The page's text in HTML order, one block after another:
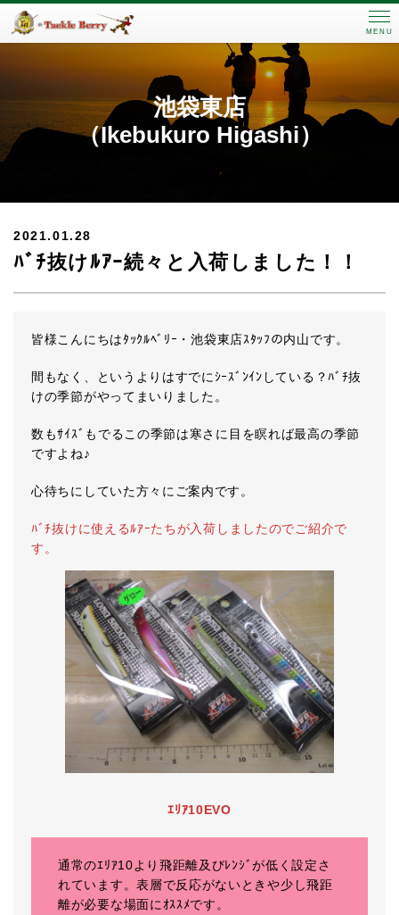
MENU
池袋東店
（Ikebukuro Higashi）
2021.01.28
ﾊﾞﾁ抜けﾙｱｰ続々と入荷しました！！
皆様こんにちはﾀｯｸﾙﾍﾞﾘｰ・池袋東店ｽﾀｯﾌの内山です。
間もなく、というよりはすでにｼｰｽﾞﾝｲﾝしている？ﾊﾞﾁ抜
けの季節がやってまいりました。
数もｻｲｽﾞもでるこの季節は寒さに目を瞑れば最高の季節
ですよね♪
心待ちにしていた方々にご案内です。
ﾊﾞﾁ抜けに使えるﾙｱｰたちが入荷しましたのでご紹介で
す。
ｴﾘｱ10EVO
通常のｴﾘｱ10より飛距離及びﾚﾝｼﾞが低く設定さ
れています。表層で反応がないときや少し飛距
離が必要な場面にｵｽｽﾒです。